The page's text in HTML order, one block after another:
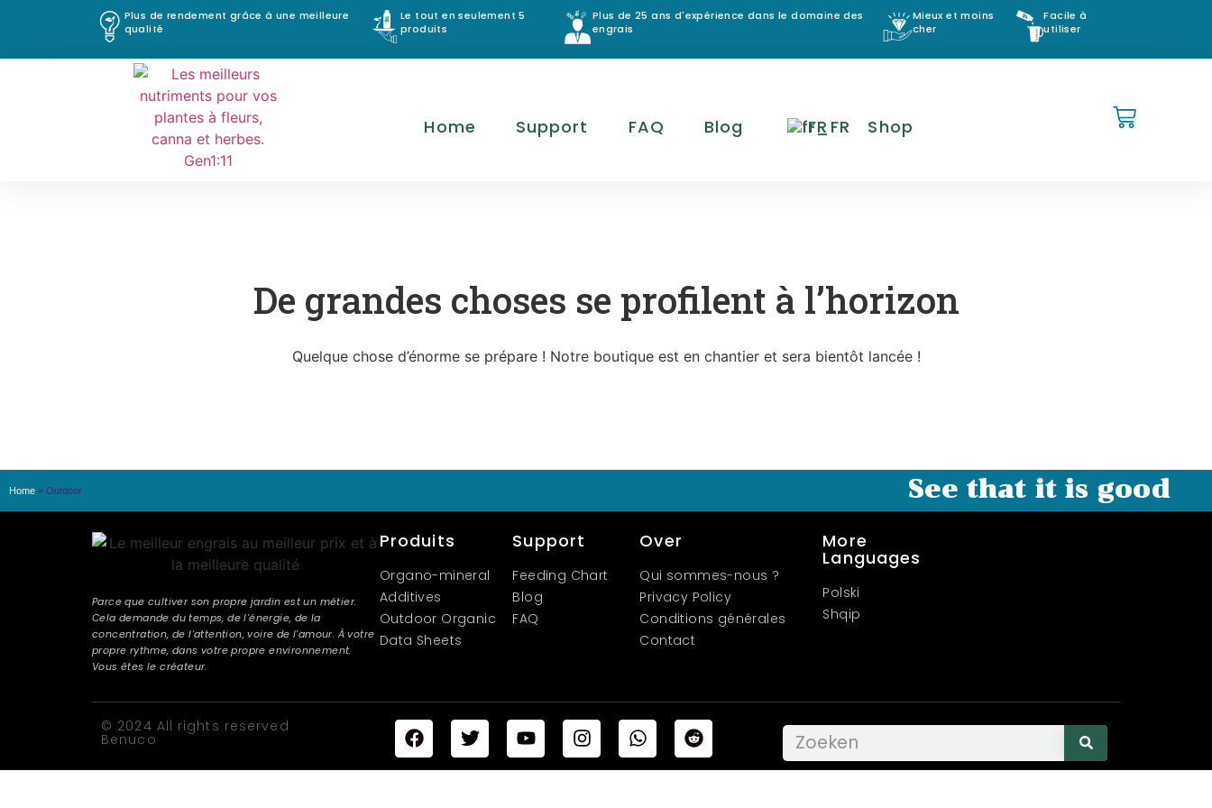
Plus de rendement grâce à une meilleure
qualité
Le tout en seulement 5
produits
Plus de 25 ans d'expérience dans le domaine des
engrais
Mieux et moins
cher
Facile à
utiliser
Home Support FAQ Blog FR Shop
De grandes choses se profilent à l’horizon
Quelque chose d’énorme se prépare ! Notre boutique est en chantier et sera bientôt lancée !
Home » Outdoor See that it is good
Parce que cultiver son propre jardin est un métier.
Cela demande du temps, de l'énergie, de la
concentration, de l'attention, voire de l'amour. À votre
propre rythme, dans votre propre environnement.
Vous êtes le créateur.
Produits
Organo-mineral
Additives
Outdoor Organic
Data Sheets
Support
Feeding Chart
Blog
FAQ
Over
Qui sommes-nous ?
Privacy Policy
Conditions générales
Contact
More
Languages
Polski
Shqip
© 2024 All rights reserved
Benuco